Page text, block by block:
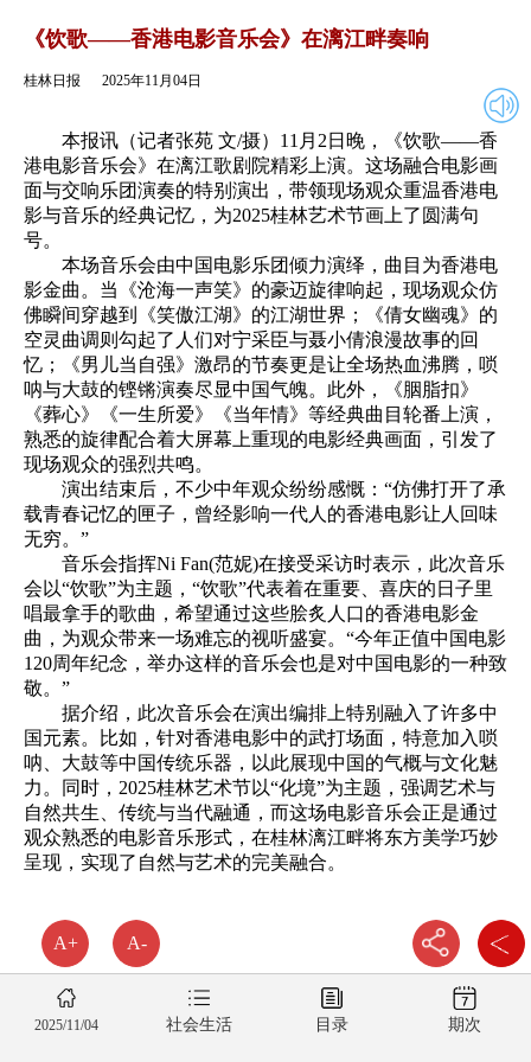
A+ A-
2025年11月04日
《饮歌——香港电影音乐会》在漓江畔奏响
桂林日报 2025年11月04日
本报讯（记者张苑 文/摄）11月2日晚，《饮歌——香
港电影音乐会》在漓江歌剧院精彩上演。这场融合电影画
面与交响乐团演奏的特别演出，带领现场观众重温香港电
影与音乐的经典记忆，为2025桂林艺术节画上了圆满句
号。
本场音乐会由中国电影乐团倾力演绎，曲目为香港电
影金曲。当《沧海一声笑》的豪迈旋律响起，现场观众仿
佛瞬间穿越到《笑傲江湖》的江湖世界；《倩女幽魂》的
空灵曲调则勾起了人们对宁采臣与聂小倩浪漫故事的回
忆；《男儿当自强》激昂的节奏更是让全场热血沸腾，唢
呐与大鼓的铿锵演奏尽显中国气魄。此外，《胭脂扣》
《葬心》《一生所爱》《当年情》等经典曲目轮番上演，
熟悉的旋律配合着大屏幕上重现的电影经典画面，引发了
现场观众的强烈共鸣。
演出结束后，不少中年观众纷纷感慨：“仿佛打开了承
载青春记忆的匣子，曾经影响一代人的香港电影让人回味
无穷。”
音乐会指挥Ni Fan(范妮)在接受采访时表示，此次音乐
会以“饮歌”为主题，“饮歌”代表着在重要、喜庆的日子里
唱最拿手的歌曲，希望通过这些脍炙人口的香港电影金
曲，为观众带来一场难忘的视听盛宴。“今年正值中国电影
120周年纪念，举办这样的音乐会也是对中国电影的一种致
敬。”
据介绍，此次音乐会在演出编排上特别融入了许多中
国元素。比如，针对香港电影中的武打场面，特意加入唢
呐、大鼓等中国传统乐器，以此展现中国的气概与文化魅
力。同时，2025桂林艺术节以“化境”为主题，强调艺术与
自然共生、传统与当代融通，而这场电影音乐会正是通过
观众熟悉的电影音乐形式，在桂林漓江畔将东方美学巧妙
呈现，实现了自然与艺术的完美融合。
2025/11/04 社会生活 目录 期次